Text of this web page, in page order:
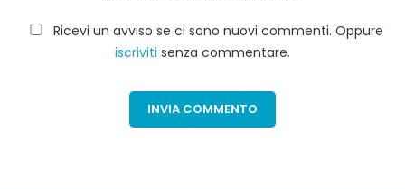
Ricevi un avviso se ci sono nuovi commenti. Oppure
iscriviti senza commentare.